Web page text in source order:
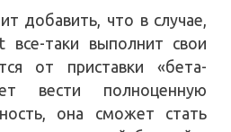
добавить, что в случае,
таки выполнит свои
от приставки «бета-
вести полноценную
она сможет стать